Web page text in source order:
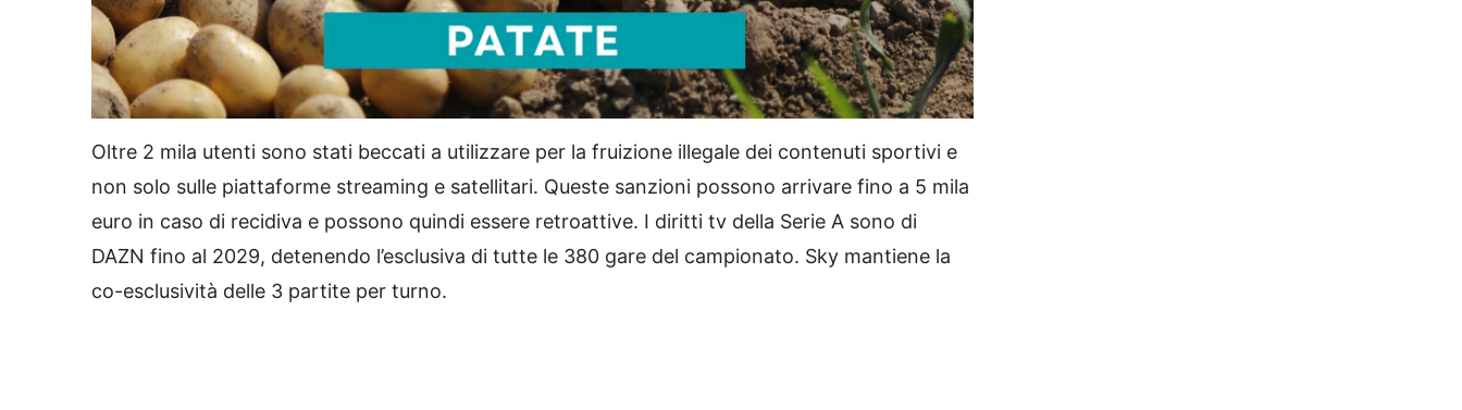
U
n
t
e
L
o
e
d
4
7
7
Oltre 2 mila utenti sono stati beccati a utilizzare per la fruizione illegale dei contenuti sportivi e
non solo sulle piattaforme streaming e satellitari. Queste sanzioni possono arrivare fino a 5 mila
euro in caso di recidiva e possono quindi essere retroattive. I diritti tv della Serie A sono di
DAZN fino al 2029, detenendo l’esclusiva di tutte le 380 gare del campionato. Sky mantiene la
co-esclusività delle 3 partite per turno.